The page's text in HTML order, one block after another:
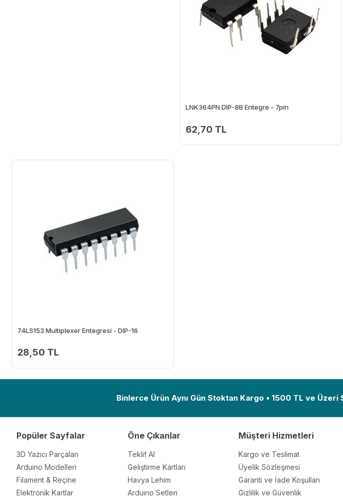
LNK364PN DIP-8B Entegre - 7pin
62,70 TL
74LS153 Multiplexer Entegresi - DIP-16
28,50 TL
Binlerce Ürün Aynı Gün Stoktan Kargo • 1500 TL ve
Popüler Sayfalar
3D Yazıcı Parçaları
Arduino Modelleri
Filament & Reçine
Elektronik Kartlar
Öne Çıkanlar
Teklif Al
Geliştirme Kartları
Havya Lehim
Arduino Setleri
Müşteri Hizmetleri
Kargo ve Teslimat
Üyelik Sözleşmesi
Garanti ve İade Koşulları
Gizlilik ve Güvenlik